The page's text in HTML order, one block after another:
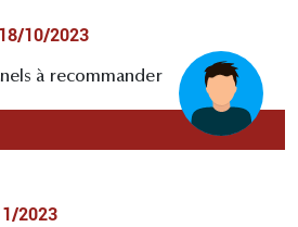
18/10/2023
à recommander
2023